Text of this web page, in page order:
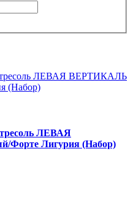
ЛЕВАЯ
Лигурия (Набор)